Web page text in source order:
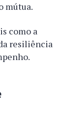
mútua.
como a
resiliência